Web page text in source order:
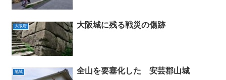
大阪府 大阪城に残る戦災の傷跡
地域 全山を要塞化した 安芸郡山城